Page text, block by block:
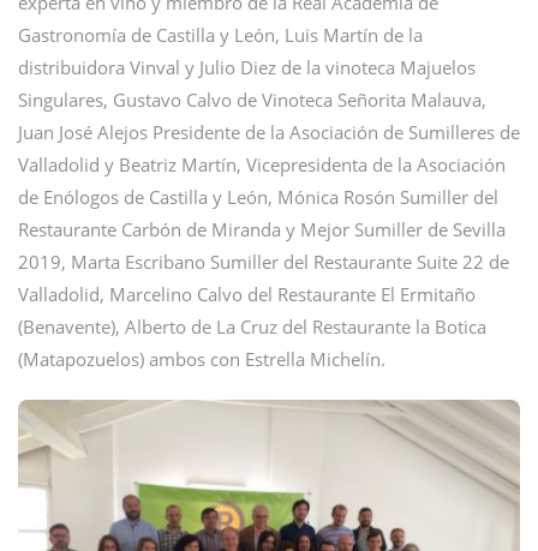
Gastronomía de Castilla y León, Luis Martín de la
distribuidora Vinval y Julio Diez de la vinoteca Majuelos
Singulares, Gustavo Calvo de Vinoteca Señorita Malauva,
Juan José Alejos Presidente de la Asociación de Sumilleres de
Valladolid y Beatriz Martín, Vicepresidenta de la Asociación
de Enólogos de Castilla y León, Mónica Rosón Sumiller del
Restaurante Carbón de Miranda y Mejor Sumiller de Sevilla
2019, Marta Escribano Sumiller del Restaurante Suite 22 de
Valladolid, Marcelino Calvo del Restaurante El Ermitaño
(Benavente), Alberto de La Cruz del Restaurante la Botica
(Matapozuelos) ambos con Estrella Michelín.